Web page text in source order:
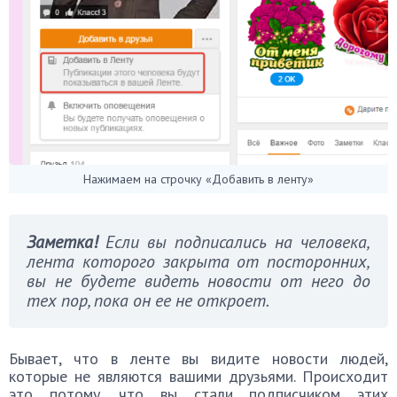
Нажимаем на строчку «Добавить в ленту»
Заметка!Если вы подписались на человека,
лента которого закрыта от посторонних,
вы не будете видеть новости от него до
тех пор, пока он ее не откроет.
Бывает, что в ленте вы видите новости людей,
которые не являются вашими друзьями. Происходит